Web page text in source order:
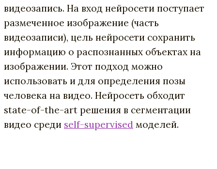
видеозапись. На вход нейросети поступает
размеченное изображение (часть
видеозаписи), цель нейросети сохранить
информацию о распознанных объектах на
изображении. Этот подход можно
использовать и для определения позы
человека на видео. Нейросеть обходит
state-of-the-art решения в сегментации
видео среди self-supervised моделей.